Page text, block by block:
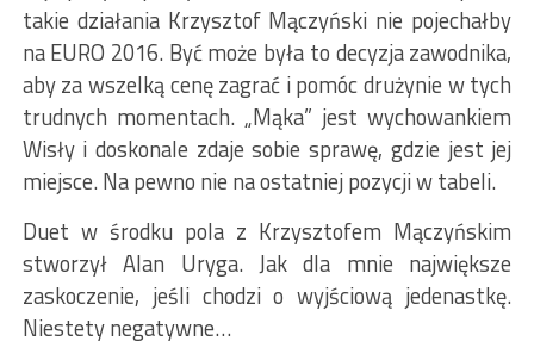
takie działania Krzysztof Mączyński nie pojechałby
na EURO 2016. Być może była to decyzja zawodnika,
aby za wszelką cenę zagrać i pomóc drużynie w tych
trudnych momentach. „Mąka” jest wychowankiem
Wisły i doskonale zdaje sobie sprawę, gdzie jest jej
miejsce. Na pewno nie na ostatniej pozycji w tabeli.
Duet w środku pola z Krzysztofem Mączyńskim
stworzył Alan Uryga. Jak dla mnie największe
zaskoczenie, jeśli chodzi o wyjściową jedenastkę.
Niestety negatywne…